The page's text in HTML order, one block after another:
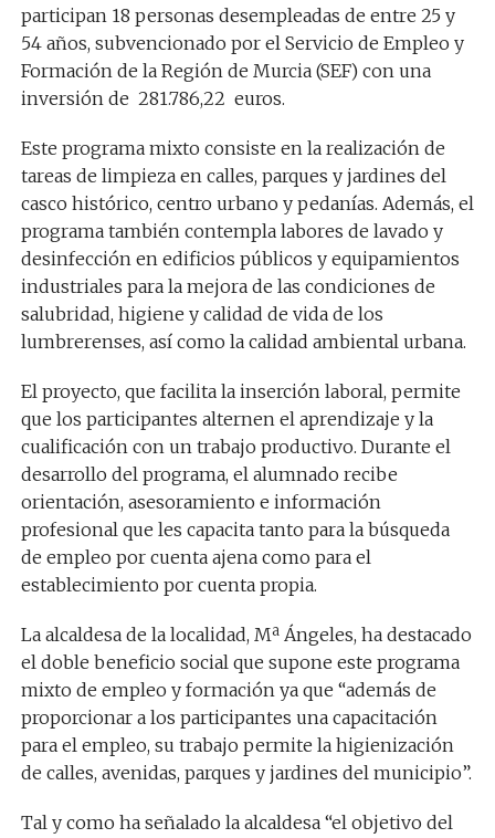
participan 18 personas desempleadas de entre 25 y
54 años, subvencionado por el Servicio de Empleo y
Formación de la Región de Murcia (SEF) con una
inversión de 281.786,22 euros.
Este programa mixto consiste en la realización de
tareas de limpieza en calles, parques y jardines del
casco histórico, centro urbano y pedanías. Además, el
programa también contempla labores de lavado y
desinfección en edificios públicos y equipamientos
industriales para la mejora de las condiciones de
salubridad, higiene y calidad de vida de los
lumbrerenses, así como la calidad ambiental urbana.
El proyecto, que facilita la inserción laboral, permite
que los participantes alternen el aprendizaje y la
cualificación con un trabajo productivo. Durante el
desarrollo del programa, el alumnado recibe
orientación, asesoramiento e información
profesional que les capacita tanto para la búsqueda
de empleo por cuenta ajena como para el
establecimiento por cuenta propia.
La alcaldesa de la localidad, Mª Ángeles, ha destacado
el doble beneficio social que supone este programa
mixto de empleo y formación ya que “además de
proporcionar a los participantes una capacitación
para el empleo, su trabajo permite la higienización
de calles, avenidas, parques y jardines del municipio”.
Tal y como ha señalado la alcaldesa “el objetivo del